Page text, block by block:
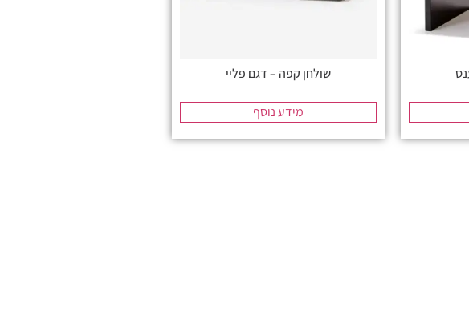
שולחן קפה – דגם פליי
מידע נוסף